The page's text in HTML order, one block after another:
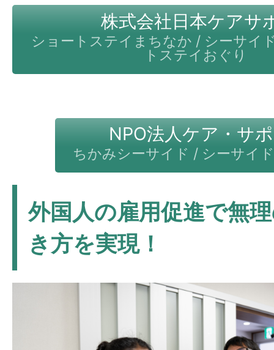
株式会社日本ケアサ
ショートステイまちなか / シーサイ
トステイおぐり
NPO法人ケア・サ
ちかみシーサイド / シーサイ
外国人の雇用促進で無
き方を実現！